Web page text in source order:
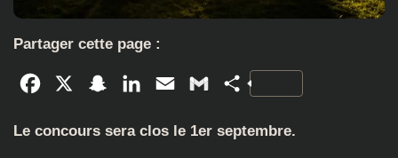
Partager cette page :
Facebook SnapchatLinkedInEmail GmailPartager
Le concours sera clos le 1er septembre.